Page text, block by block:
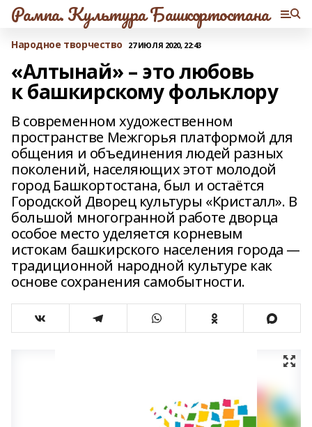
Рампа. Культура Башкортостана
Народное творчество 27 ИЮЛЯ 2020, 22:43
«Алтынай» – это любовь
к башкирскому фольклору
В современном художественном
пространстве Межгорья платформой для
общения и объединения людей разных
поколений, населяющих этот молодой
город Башкортостана, был и остаётся
Городской Дворец культуры «Кристалл». В
большой многогранной работе дворца
особое место уделяется корневым
истокам башкирского населения города —
традиционной народной культуре как
основе сохранения самобытности.